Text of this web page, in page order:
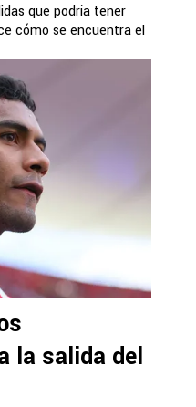
que podría tener
cómo se encuentra el
la salida del